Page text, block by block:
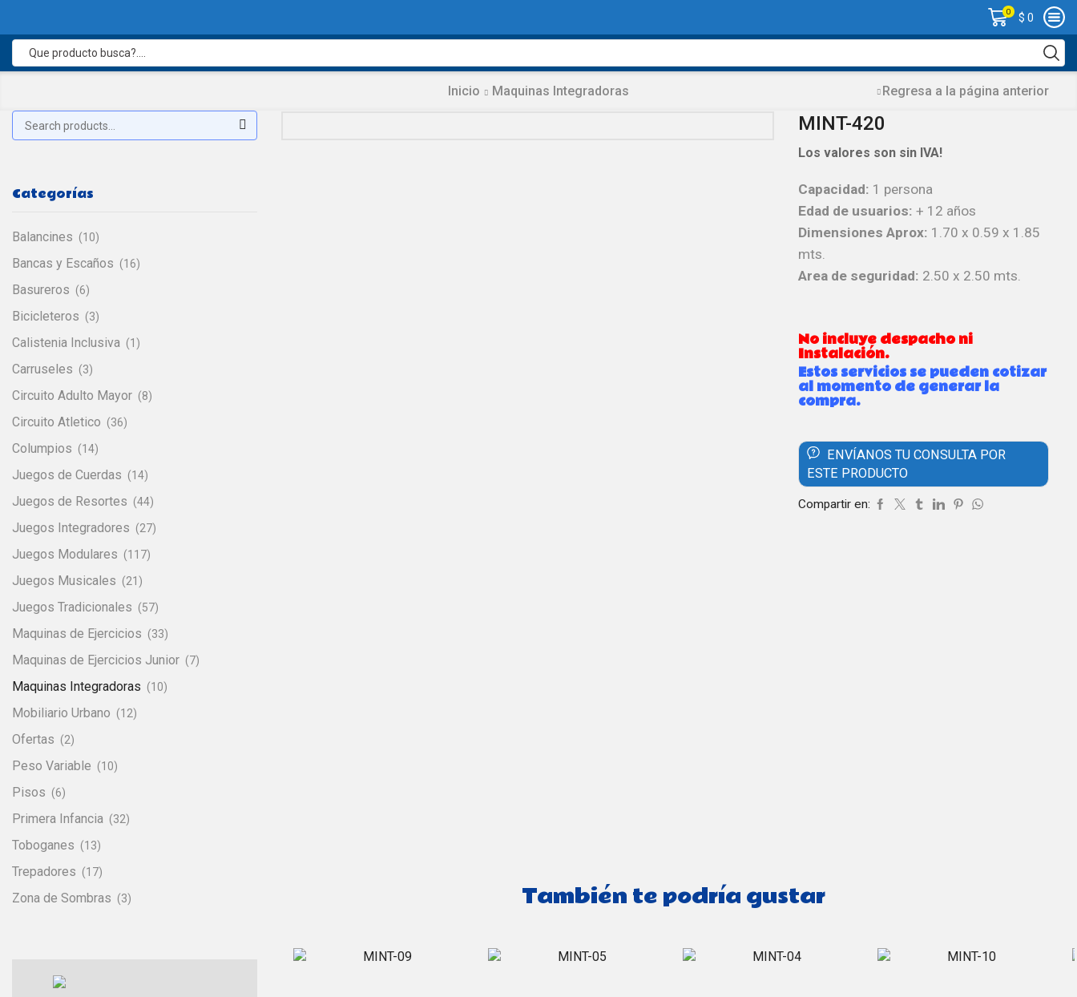
0 $ 0
input
Inicio Maquinas Integradoras Regresa a la página anterior
MINT-420
Los valores son sin IVA!
Capacidad: 1 persona
Edad de usuarios: + 12 años
Dimensiones Aprox: 1.70 x 0.59 x 1.85
mts.
Area de seguridad: 2.50 x 2.50 mts.
No incluye despacho ni
Instalación.
Estos servicios se pueden cotizar
al momento de generar la
compra.
ENVÍANOS TU CONSULTA POR
ESTE PRODUCTO
Compartir en:
También te podría gustar
Buscar: Search
Categorías
Balancines (10)
Bancas y Escaños (16)
Basureros (6)
Bicicleteros (3)
Calistenia Inclusiva (1)
Carruseles (3)
Circuito Adulto Mayor (8)
Circuito Atletico (36)
Columpios (14)
Juegos de Cuerdas (14)
Juegos de Resortes (44)
Juegos Integradores (27)
Juegos Modulares (117)
Juegos Musicales (21)
Juegos Tradicionales (57)
Maquinas de Ejercicios (33)
Maquinas de Ejercicios Junior (7)
Maquinas Integradoras (10)
Mobiliario Urbano (12)
Ofertas (2)
Peso Variable (10)
Pisos (6)
Primera Infancia (32)
Toboganes (13)
Trepadores (17)
Zona de Sombras (3)